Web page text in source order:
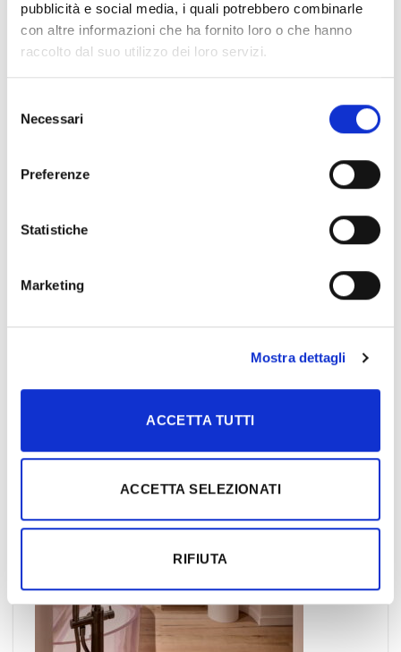
pubblicità e social media, i quali potrebbero combinarle
con altre informazioni che ha fornito loro o che hanno
raccolto dal suo utilizzo dei loro servizi.
delNecessari
Preferenze
Statistiche
Marketing
Mostra dettagli
ACCETTA TUTTI
ACCETTA SELEZIONATI
RIFIUTA